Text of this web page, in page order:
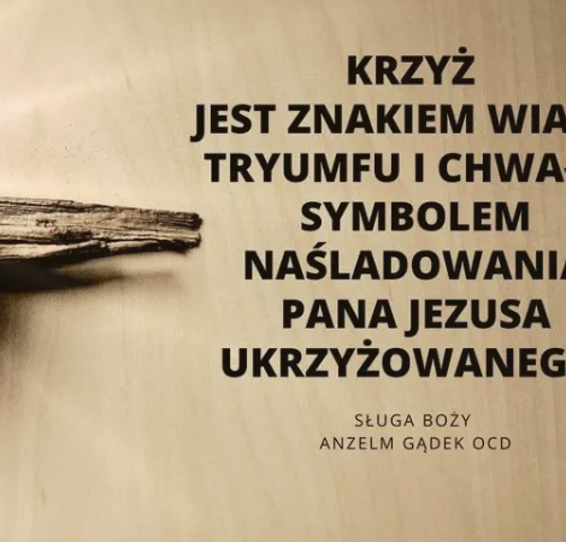
SESJE NAUKOWE
KONKURSY
INNE WYDARZENIA
ARTYKUŁY I KAZANIA O SŁUDZE
BOŻYM
OPISY Z KRONIK KLASZTORNYCH
PIEŚNI O SŁUDZE BOŻYM
WIERSZE O SŁUDZE BOŻYM
FOTO-GALERIA MUZEUMRELACJE Z WYDARZEŃ
KOLĘDOWANIE „U
ORATORIUM
REKOLEKCJE
ŚWIADECTWA
FOTO-GALERIA DOMU